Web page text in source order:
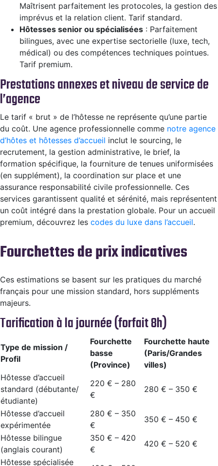
Maîtrisent parfaitement les protocoles, la gestion des
imprévus et la relation client. Tarif standard.
Hôtesses senior ou spécialisées : Parfaitement
bilingues, avec une expertise sectorielle (luxe, tech,
médical) ou des compétences techniques pointues.
Tarif premium.
Prestations annexes et niveau de service de
l’agence
Le tarif « brut » de l’hôtesse ne représente qu’une partie
du coût. Une agence professionnelle comme notre agence
d’hôtes et hôtesses d’accueil inclut le sourcing, le
recrutement, la gestion administrative, le brief, la
formation spécifique, la fourniture de tenues uniformisées
(en supplément), la coordination sur place et une
assurance responsabilité civile professionnelle. Ces
services garantissent qualité et sérénité, mais représentent
un coût intégré dans la prestation globale. Pour un accueil
premium, découvrez les codes du luxe dans l’accueil.
Fourchettes de prix indicatives
Ces estimations se basent sur les pratiques du marché
français pour une mission standard, hors suppléments
majeurs.
Tarification à la journée (forfait 8h)
Type de mission /
Profil
Fourchette
basse
(Province)
Fourchette haute
(Paris/Grandes
villes)
Hôtesse d’accueil
standard (débutante/
étudiante)
220 € – 280
€
280 € – 350 €
Hôtesse d’accueil
expérimentée
280 € – 350
€
350 € – 450 €
Hôtesse bilingue
(anglais courant)
350 € – 420
€
420 € – 520 €
Hôtesse spécialisée